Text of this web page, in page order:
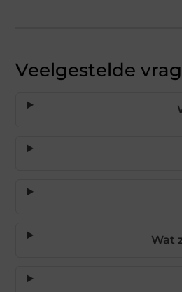
Veelgestelde
Wat